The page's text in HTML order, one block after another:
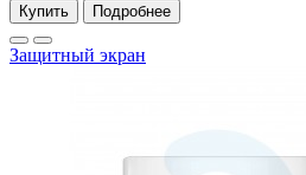
Купить Подробнее
Защитный экран